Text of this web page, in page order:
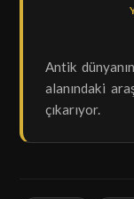
Antik
alanındaki
çıkarıyor.